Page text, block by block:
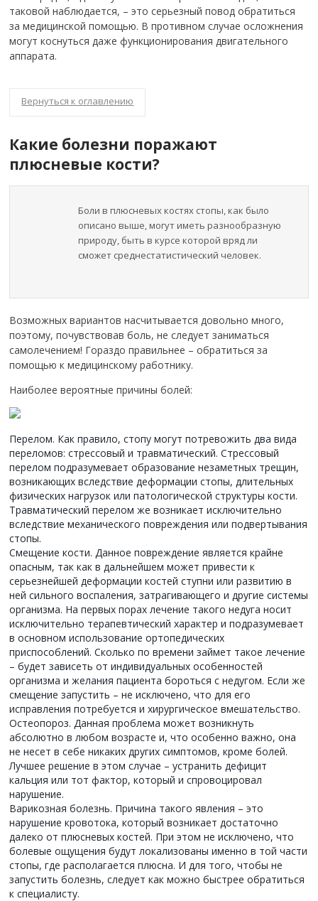
таковой наблюдается, – это серьезный повод обратиться
за медицинской помощью. В противном случае осложнения
могут коснуться даже функционирования двигательного
аппарата.
Вернуться к оглавлению
Какие болезни поражают
плюсневые кости?
Боли в плюсневых костях стопы, как было
описано выше, могут иметь разнообразную
природу, быть в курсе которой вряд ли
сможет среднестатистический человек.
Возможных вариантов насчитывается довольно много,
поэтому, почувствовав боль, не следует заниматься
самолечением! Гораздо правильнее – обратиться за
помощью к медицинскому работнику.
Наиболее вероятные причины болей:
Перелом. Как правило, стопу могут потревожить два вида
переломов: стрессовый и травматический. Стрессовый
перелом подразумевает образование незаметных трещин,
возникающих вследствие деформации стопы, длительных
физических нагрузок или патологической структуры кости.
Травматический перелом же возникает исключительно
вследствие механического повреждения или подвертывания
стопы.
Смещение кости. Данное повреждение является крайне
опасным, так как в дальнейшем может привести к
серьезнейшей деформации костей ступни или развитию в
ней сильного воспаления, затрагивающего и другие системы
организма. На первых порах лечение такого недуга носит
исключительно терапевтический характер и подразумевает
в основном использование ортопедических
приспособлений. Сколько по времени займет такое лечение
– будет зависеть от индивидуальных особенностей
организма и желания пациента бороться с недугом. Если же
смещение запустить – не исключено, что для его
исправления потребуется и хирургическое вмешательство.
Остеопороз. Данная проблема может возникнуть
абсолютно в любом возрасте и, что особенно важно, она
не несет в себе никаких других симптомов, кроме болей.
Лучшее решение в этом случае – устранить дефицит
кальция или тот фактор, который и спровоцировал
нарушение.
Варикозная болезнь. Причина такого явления – это
нарушение кровотока, который возникает достаточно
далеко от плюсневых костей. При этом не исключено, что
болевые ощущения будут локализованы именно в той части
стопы, где располагается плюсна. И для того, чтобы не
запустить болезнь, следует как можно быстрее обратиться
к специалисту.